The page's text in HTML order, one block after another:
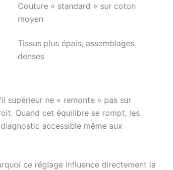
Couture « standard » sur coton
moyen
Tissus plus épais, assemblages
denses
supérieur ne « remonte » pas sur
Quand cet équilibre se rompt, les
accessible même aux
ce réglage influence directement la